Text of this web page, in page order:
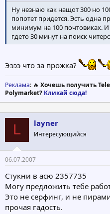
Ну незнаю как нащот 300 но
попотет придется. Эсть одна
минимум на 100 почтовиках. И
гдето 30 минут на поиск
Ээээ что за прожка?
Реклама: 🔥 Хочешь получить
Polymarket? Кликай сюда!
L layner
Интересующийся
06.07.2007
Стукни в асю 2357735
Могу предложить тебе
Это не серфинг, и не
прочая гадость.